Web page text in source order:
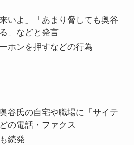
いよ」「あまり脅しても奥谷
」などと発言
ホンを押すなどの行為
奥谷氏の自宅や職場に「サイテ
の電話・ファクス
も続発